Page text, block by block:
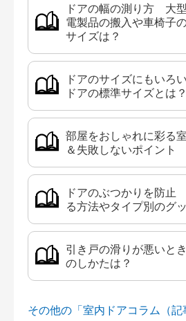
ドアの幅の測り方 大
電製品の搬入や車椅子
サイズは？
ドアのサイズにもいろ
ドアの標準サイズとは？
部屋をおしゃれに彩る
＆失敗しないポイント
ドアのぶつかりを防止
る方法やタイプ別のグ
引き戸の滑りが悪いと
のしかたは？
その他の「室内ドアコラム（記